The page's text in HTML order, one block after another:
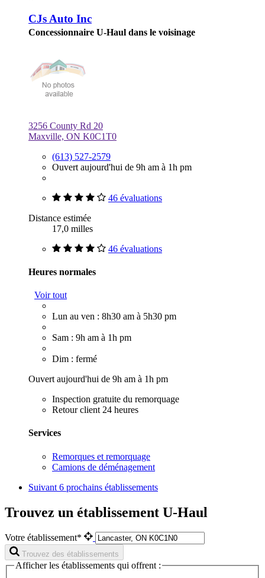
CJs Auto Inc
Concessionnaire U-Haul dans le voisinage
3256 County Rd 20
Maxville, ON K0C1T0
(613) 527-2579
Ouvert aujourd'hui de 9h am à 1h pm
46 évaluations
Distance estimée
17,0 milles
46 évaluations
Heures normales
Voir tout
Lun au ven : 8h30 am à 5h30 pm
Sam : 9h am à 1h pm
Dim : fermé
Ouvert aujourd'hui de 9h am à 1h pm
Inspection gratuite du remorquage
Retour client 24 heures
Services
Remorques et remorquage
Camions de déménagement
Suivant 6 prochains établissements
Trouvez un établissement U-Haul
Votre établissement*
Trouvez des établissements
Afficher les établissements qui offrent :